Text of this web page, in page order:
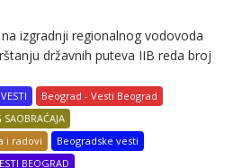
izgradnji regionalnog vodovoda
državnih puteva IIB reda broj
Beograd - Vesti Beograd
i radovi
Beogradske vesti
BEOGRAD